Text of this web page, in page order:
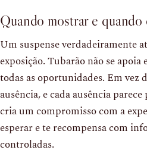
Quando mostrar e quando
Um suspense verdadeiramente
exposição. Tubarão não se
todas as oportunidades. Em vez
ausência, e cada ausência
cria um compromisso com a
esperar e te recompensa com
controladas.